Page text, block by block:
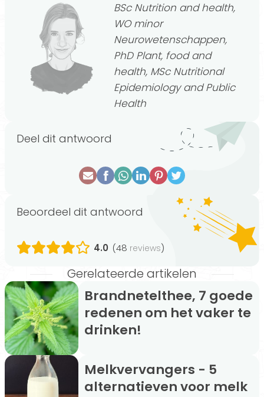
BSc Nutrition and health,
WO minor
Neurowetenschappen,
PhD Plant, food and
health, MSc Nutritional
Epidemiology and Public
Health
Deel dit antwoord
Beoordeel dit antwoord
4.0 (48 reviews)
Gerelateerde artikelen
Brandnetelthee, 7 goede
redenen om het vaker te
drinken!
Melkvervangers - 5
alternatieven voor melk